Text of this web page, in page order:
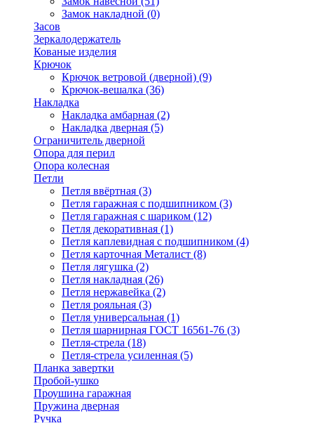
Замок накладной (0)
Засов
Зеркалодержатель
Кованые изделия
Крючок
Крючок ветровой (дверной) (9)
Крючок-вешалка (36)
Накладка
Накладка амбарная (2)
Накладка дверная (5)
Ограничитель дверной
Опора для перил
Опора колесная
Петли
Петля ввёртная (3)
Петля гаражная с подшипником (3)
Петля гаражная с шариком (12)
Петля декоративная (1)
Петля каплевидная с подшипником (4)
Петля карточная Металист (8)
Петля лягушка (2)
Петля накладная (26)
Петля нержавейка (2)
Петля рояльная (3)
Петля универсальная (1)
Петля шарнирная ГОСТ 16561-76 (3)
Петля-стрела (18)
Петля-стрела усиленная (5)
Планка завертки
Пробой-ушко
Проушина гаражная
Пружина дверная
Ручка